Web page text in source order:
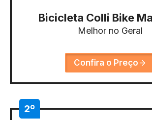
Bicicleta Colli Bike
Melhor no Geral
Confira o Preço
2º